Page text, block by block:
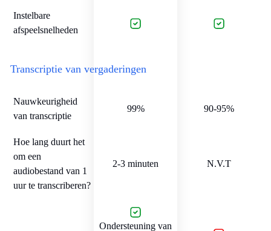
Instelbare
afspeelsnelheden
Transcriptie van vergaderingen
Nauwkeurigheid
van transcriptie
99% 90-95%
Hoe lang duurt het
om een
audiobestand van 1
uur te transcriberen?
2-3 minuten N.V.T
Ondersteuning van